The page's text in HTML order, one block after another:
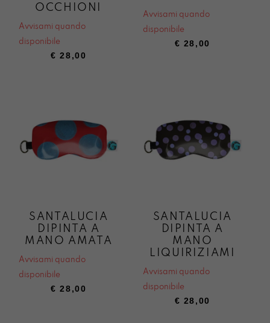
OCCHIONI
Avvisami quando
disponibile
€ 28,00
Avvisami quando
disponibile
€ 28,00
SANTALUCIA
DIPINTA A
MANO AMATA
Avvisami quando
disponibile
€ 28,00
SANTALUCIA
DIPINTA A
MANO
LIQUIRIZIAMI
Avvisami quando
disponibile
€ 28,00